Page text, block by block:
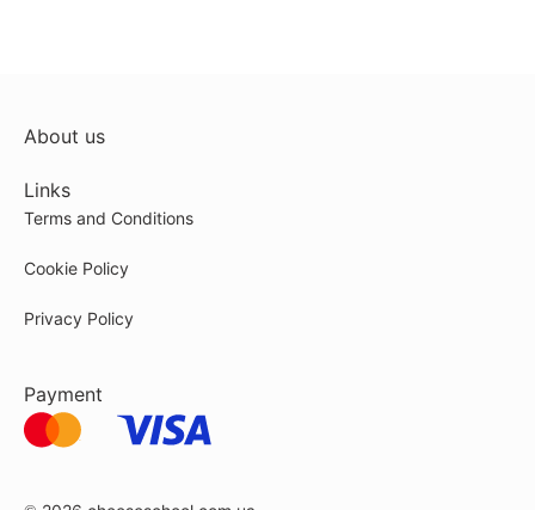
About us
Links
Terms and Conditions
Cookie Policy
Privacy Policy
Payment